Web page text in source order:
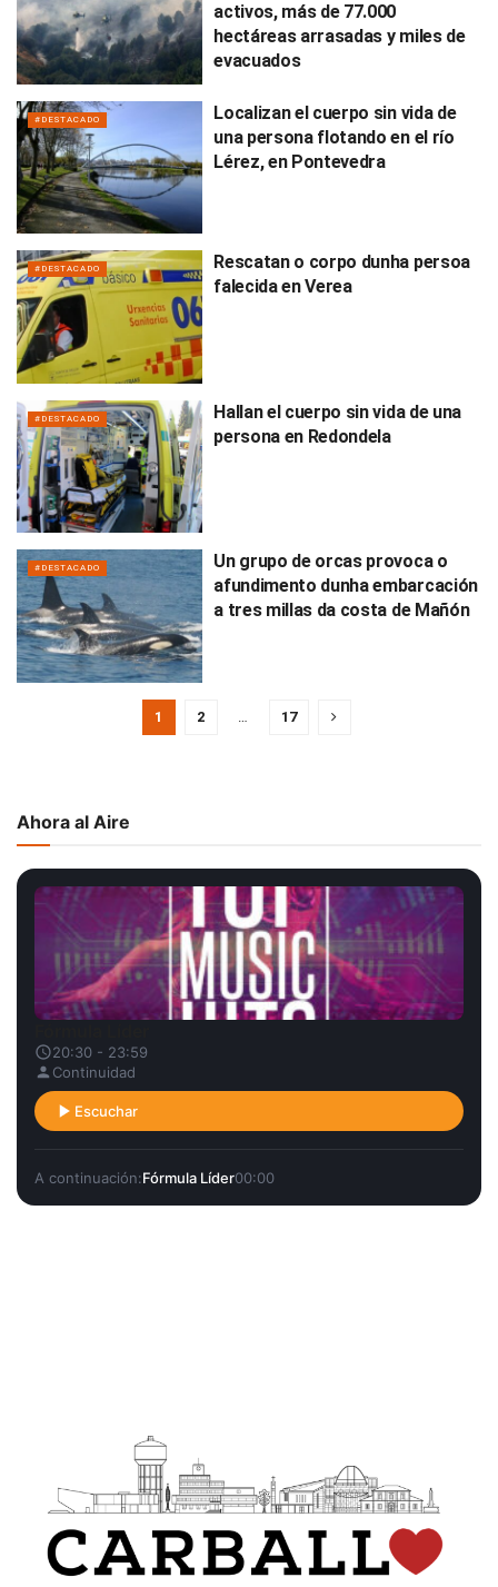
activos, más de 77.000
hectáreas arrasadas y miles de
evacuados
#DESTACADO
Localizan el cuerpo sin vida de
una persona flotando en el río
Lérez, en Pontevedra
#DESTACADO
Rescatan o corpo dunha persoa
falecida en Verea
#DESTACADO
Hallan el cuerpo sin vida de una
persona en Redondela
#DESTACADO
Un grupo de orcas provoca o
afundimento dunha embarcación
a tres millas da costa de Mañón
1 2 17
Ahora al Aire
20:30 - 23:59
Continuidad
Escuchar
A continuación:Fórmula Líder00:00